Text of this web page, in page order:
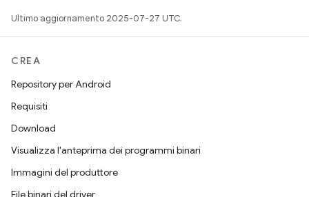
Ultimo aggiornamento 2025-07-27 UTC.
CREA
Repository per Android
Requisiti
Download
Visualizza l'anteprima dei programmi binari
Immagini del produttore
File binari del driver